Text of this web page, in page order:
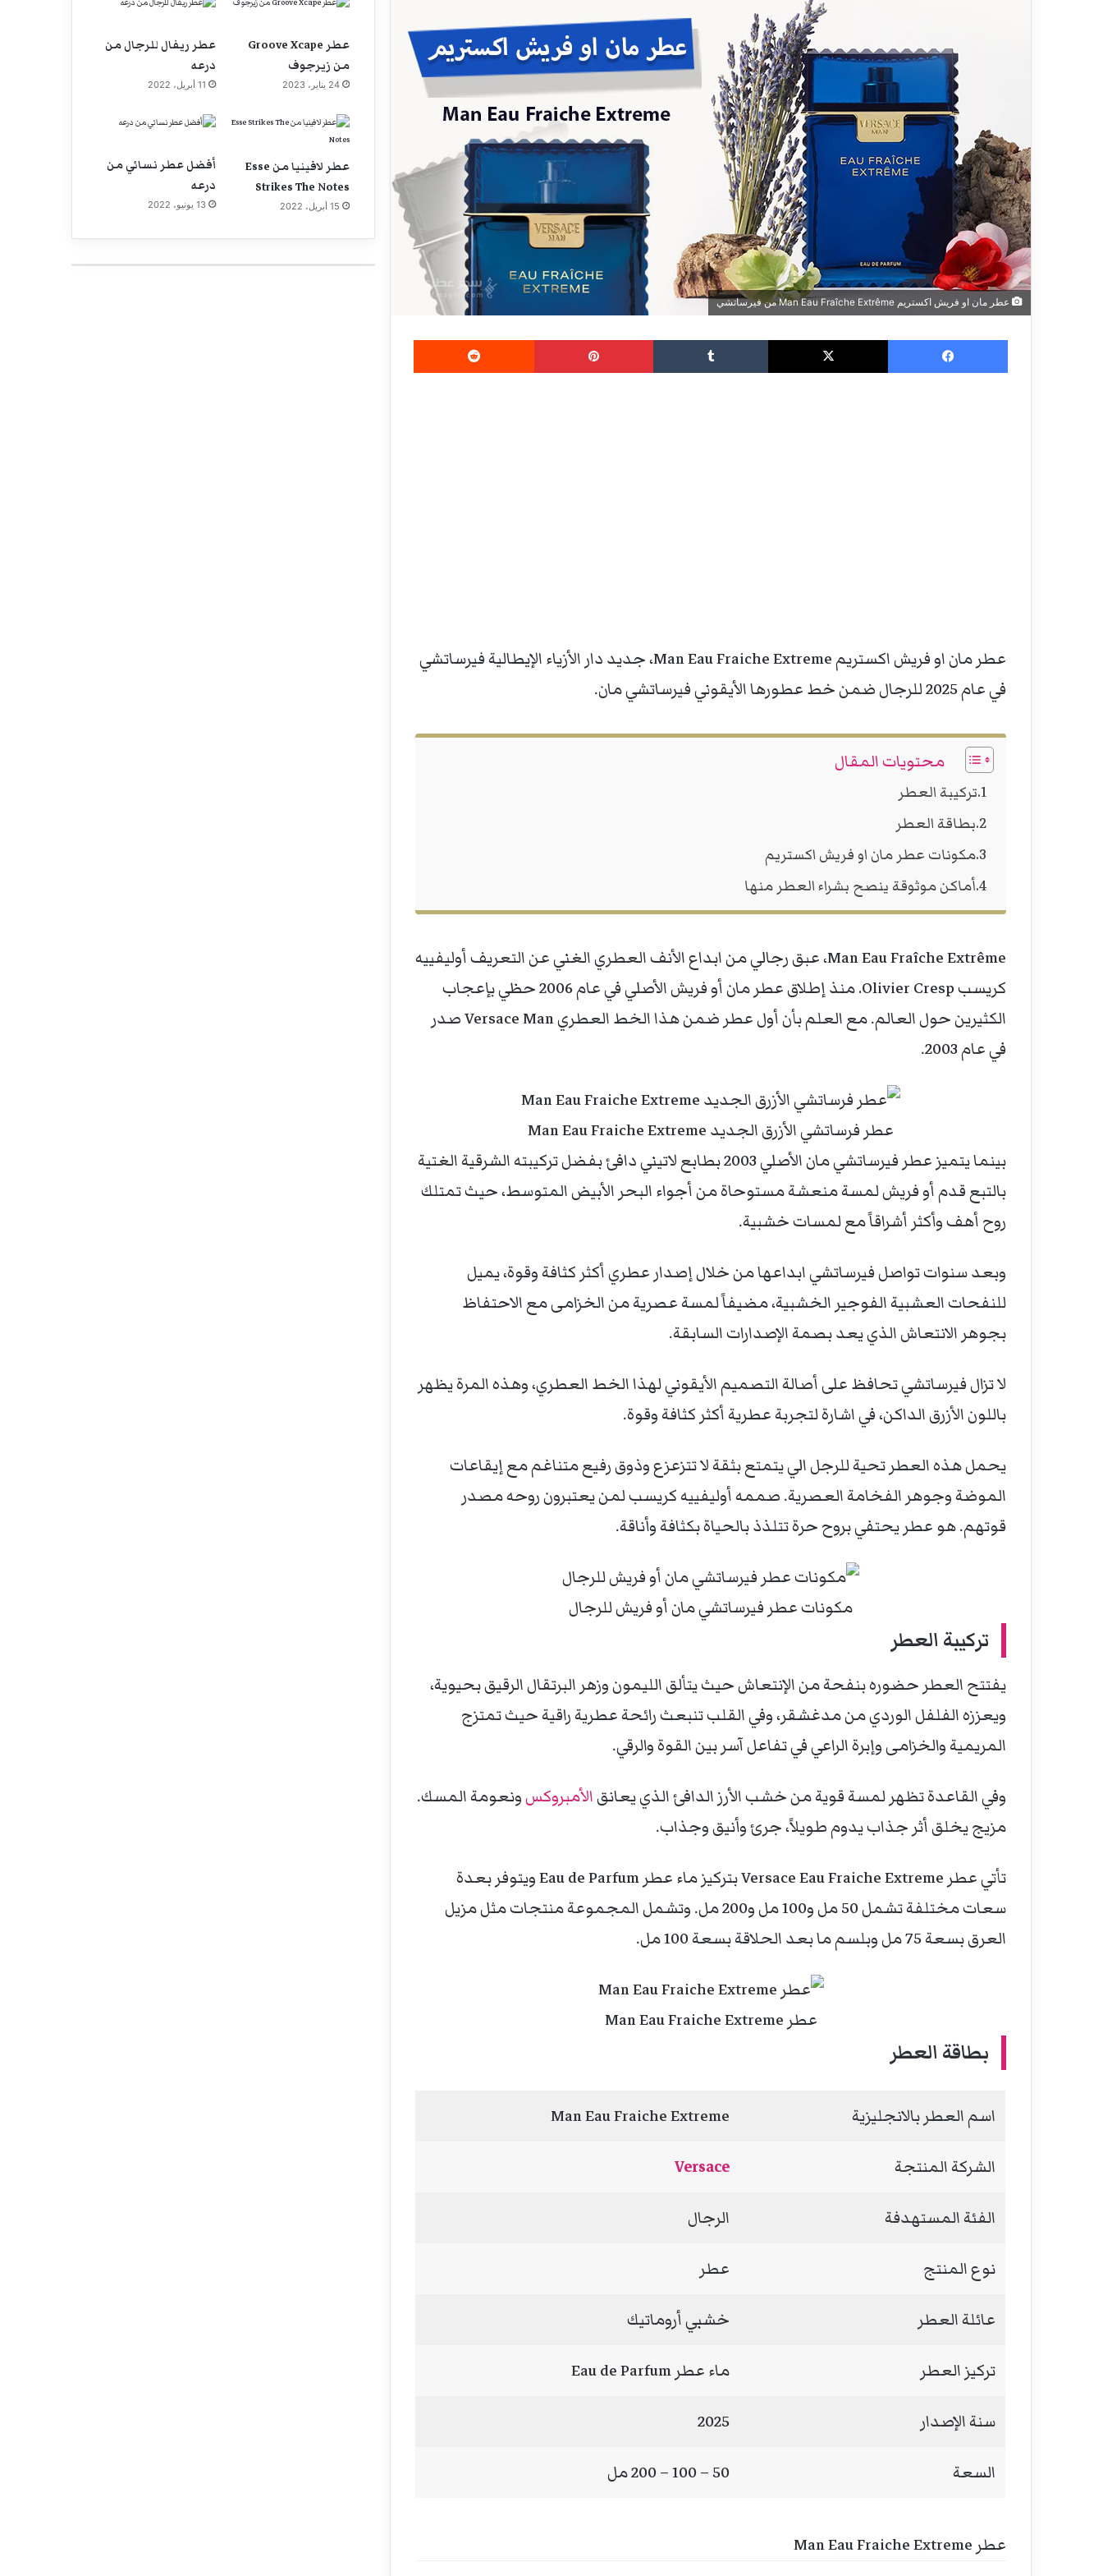
عطر مان او فريش اكستريم Man Eau Fraîche Extrême من فيرساتشي
فيسبوك ‫X بينتيريست
عطر مان او فريش اكستريم Man Eau Fraiche Extreme، جديد دار الأزياء الإيطالية فيرساتشي
في عام 2025 للرجال ضمن خط عطورها الأيقوني فيرساتشي مان.
محتويات المقال
تركيبة العطر
بطاقة العطر
مكونات عطر مان او فريش اكستريم
أماكن موثوقة ينصح بشراء العطر منها
Man Eau Fraîche Extrême، عبق رجالي من ابداع الأنف العطري الغني عن التعريف أوليفييه
كريسب Olivier Cresp. منذ إطلاق عطر مان أو فريش الأصلي في عام 2006 حظي بإعجاب
الكثيرين حول العالم. مع العلم بأن أول عطر ضمن هذا الخط العطري Versace Man صدر
في عام 2003.
عطر فرساتشي الأزرق الجديد Man Eau Fraiche Extreme
بينما يتميز عطر فيرساتشي مان الأصلي 2003 بطابع لاتيني دافئ بفضل تركيبته الشرقية الغتية
بالتبع قدم أو فريش لمسة منعشة مستوحاة من أجواء البحر الأبيض المتوسط، حيث تمتلك
روح أهف وأكثر أشراقاً مع لمسات خشبية.
وبعد سنوات تواصل فيرساتشي ابداعها من خلال إصدار عطري أكثر كثافة وقوة، يميل
للنفحات العشبية الفوجير الخشبية، مضيفاً لمسة عصرية من الخزامى مع الاحتفاظ
بجوهر الانتعاش الذي يعد بصمة الإصدارات السابقة.
لا تزال فيرساتشي تحافظ على أصالة التصميم الأيقوني لهذا الخط العطري، وهذه المرة يظهر
باللون الأزرق الداكن، في اشارة لتجربة عطرية أكثر كثافة وقوة.
يحمل هذه العطر تحية للرجل الي يتمتع بثقة لا تتزعزع وذوق رفيع متناغم مع إيقاعات
الموضة وجوهر الفخامة العصرية. صممه أوليفييه كريسب لمن يعتبرون روحه مصدر
قوتهم. هو عطر يحتفي بروح حرة تتلذذ بالحياة بكثافة وأناقة.
مكونات عطر فيرساتشي مان أو فريش للرجال
تركيبة العطر
يفتتح العطر حضوره بنفحة من الإنتعاش حيث يتألق الليمون وزهر البرتقال الرقيق بحيوية،
ويعززه الفلفل الوردي من مدغشقر، وفي القلب تنبعث رائحة عطرية راقية حيث تمتزج
المريمية والخزامى وإبرة الراعي في تفاعل آسر بين القوة والرقي.
وفي القاعدة تظهر لمسة قوية من خشب الأرز الدافئ الذي يعانقالأمبروكسونعومة المسك.
مزيج يخلق أثر جذاب يدوم طويلاً، جرئ وأنيق وجذاب.
تأتي عطر Versace Eau Fraiche Extreme بتركيز ماء عطر Eau de Parfum ويتوفر بعدة
سعات مختلفة تشمل 50 مل و100 مل و200 مل. وتشمل المجموعة منتجات مثل مزيل
العرق بسعة 75 مل وبلسم ما بعد الحلاقة بسعة 100 مل.
عطر Man Eau Fraiche Extreme
بطاقة العطر
اسم العطر بالانجليزية Man Eau Fraiche Extreme
الشركة المنتجة Versace
الفئة المستهدفة الرجال
نوع المنتج عطر
عائلة العطر خشبي أروماتيك
تركيز العطر ماء عطر Eau de Parfum
سنة الإصدار 2025
السعة 50 – 100 – 200 مل
عطر Man Eau Fraiche Extreme
عطر Groove Xcape
من زيرجوف
24 يناير، 2023
عطر ريفال للرجال من
درعه
11 أبريل، 2022
عطر لافينيا من Esse
Strikes The Notes
15 أبريل، 2022
أفضل عطر نسائي من
درعه
13 يونيو، 2022